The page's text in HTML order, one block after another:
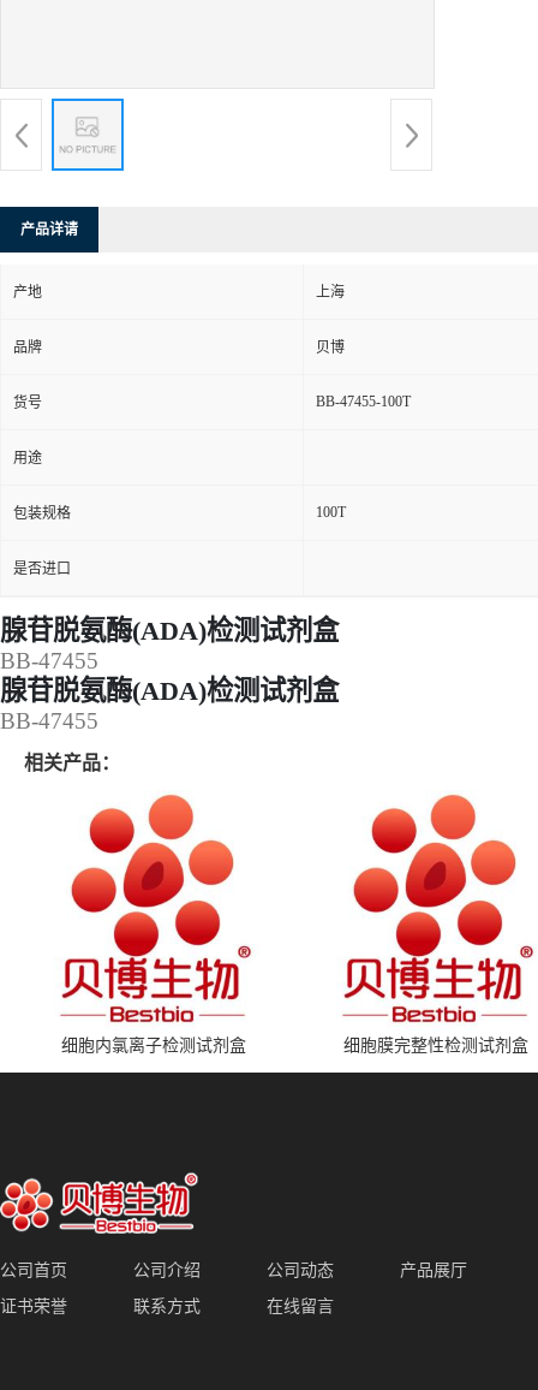
产品详请
产地 上海
品牌 贝博
货号 BB-47455-100T
用途
包装规格 100T
是否进口
腺苷脱氨酶(ADA)检测试剂盒
BB-47455
腺苷脱氨酶(ADA)检测试剂盒
BB-47455
相关产品：
细胞内氯离子检测试剂盒 细胞膜完整性检测试剂盒
公司首页 公司介绍 公司动态
产品展厅
证书荣誉
联系方式 在线留言